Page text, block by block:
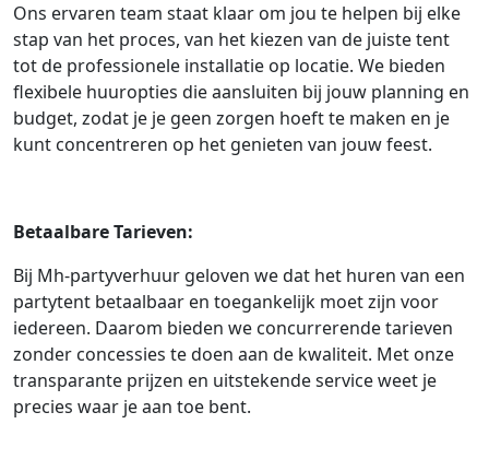
Ons ervaren team staat klaar om jou te helpen bij elke
stap van het proces, van het kiezen van de juiste tent
tot de professionele installatie op locatie. We bieden
flexibele huuropties die aansluiten bij jouw planning en
budget, zodat je je geen zorgen hoeft te maken en je
kunt concentreren op het genieten van jouw feest.
Betaalbare Tarieven:
Bij Mh-partyverhuur geloven we dat het huren van een
partytent betaalbaar en toegankelijk moet zijn voor
iedereen. Daarom bieden we concurrerende tarieven
zonder concessies te doen aan de kwaliteit. Met onze
transparante prijzen en uitstekende service weet je
precies waar je aan toe bent.